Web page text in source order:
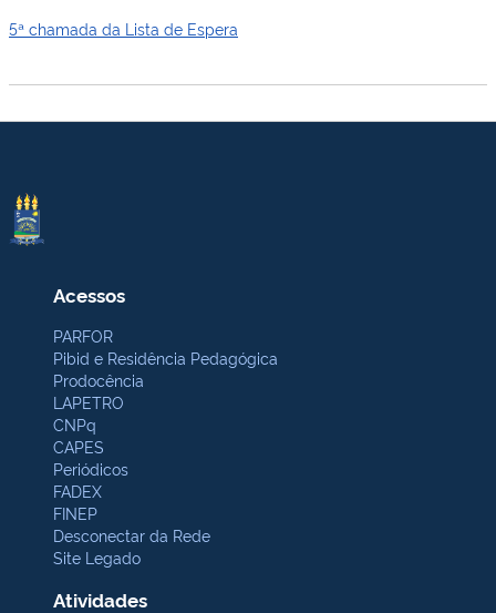
5ª chamada da Lista de Espera
Acessos
PARFOR
Pibid e Residência Pedagógica
Prodocência
LAPETRO
CNPq
CAPES
Periódicos
FADEX
FINEP
Desconectar da Rede
Site Legado
Atividades